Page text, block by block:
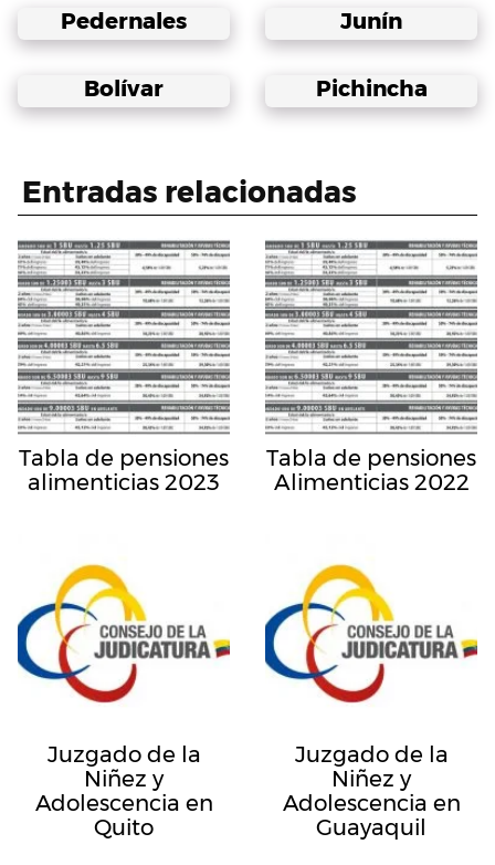
Pedernales Junín
Bolívar Pichincha
Entradas relacionadas
Tabla de pensiones
alimenticias 2023
Tabla de pensiones
Alimenticias 2022
Juzgado de la
Niñez y
Adolescencia en
Quito
Juzgado de la
Niñez y
Adolescencia en
Guayaquil